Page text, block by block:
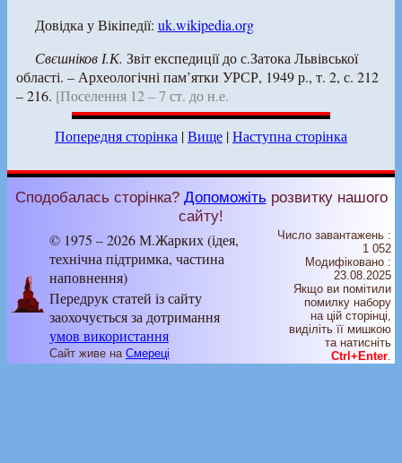
Довідка у Вікіпедії: uk.wikipedia.org
Свєшніков І.К. Звіт експедиції до с.Затока Львівської
області. – Археологічні пам’ятки УРСР, 1949 р., т. 2, с. 212
– 216. [Поселення 12 – 7 ст. до н.е.
Попередня сторінка |Вище |Наступна сторінка
Сподобалась сторінка? Допоможітьрозвитку нашого
сайту!
© 1975 – 2026 М.Жарких (ідея,
технічна підтримка, частина
наповнення)
Передрук статей із сайту
заохочується за дотримання
умов використання
Сайт живе на Смереці
Число завантажень :
1 052
Модифіковано :
23.08.2025
Якщо ви помітили
помилку набору
на цiй сторiнцi,
видiлiть її мишкою
та натисніть
Ctrl+Enter.